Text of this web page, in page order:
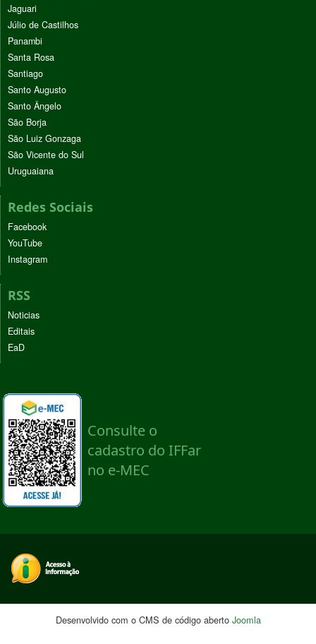
Jaguari
Júlio de Castilhos
Panambi
Santa Rosa
Santiago
Santo Augusto
Santo Ângelo
São Borja
São Luiz Gonzaga
São Vicente do Sul
Uruguaiana
Redes Sociais
Facebook
YouTube
Instagram
RSS
Noticias
Editais
EaD
Desenvolvido com o CMS de código aberto Joomla